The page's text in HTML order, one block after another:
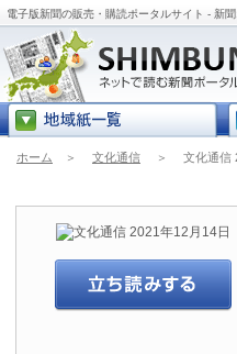
電子版新聞の販売・購読ポータルサイト - 新
ホーム ＞ 文化通信 ＞ 文化通信